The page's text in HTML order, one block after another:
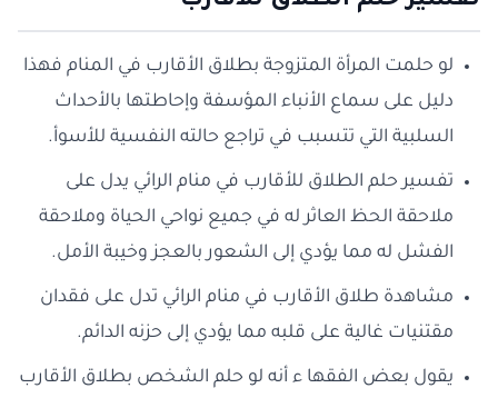
لو حلمت المرأة المتزوجة بطلاق الأقارب في المنام فهذا
دليل على سماع الأنباء المؤسفة وإحاطتها بالأحداث
السلبية التي تتسبب في تراجع حالته النفسية للأسوأ.
تفسير حلم الطلاق للأقارب في منام الرائي يدل على
ملاحقة الحظ العاثر له في جميع نواحي الحياة وملاحقة
الفشل له مما يؤدي إلى الشعور بالعجز وخيبة الأمل.
مشاهدة طلاق الأقارب في منام الرائي تدل على فقدان
مقتنيات غالية على قلبه مما يؤدي إلى حزنه الدائم.
يقول بعض الفقها ء أنه لو حلم الشخص بطلاق الأقارب